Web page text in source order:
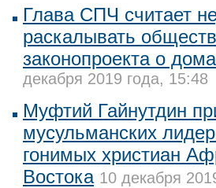
Глава СПЧ считает
раскалывать
законопроекта о
декабря 2019 года, 15:48
Муфтий Гайнутдин
мусульманских
гонимых христиан
Востока 10 декабря